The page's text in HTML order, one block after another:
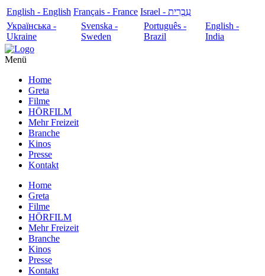
English - English Français - France
עִבְרִית - Israel
Українська -
Ukraine
Svenska -
Sweden
Português -
Brazil
English -
India
Menü
Home
Greta
Filme
HÖRFILM
Mehr Freizeit
Branche
Kinos
Presse
Kontakt
Home
Greta
Filme
HÖRFILM
Mehr Freizeit
Branche
Kinos
Presse
Kontakt